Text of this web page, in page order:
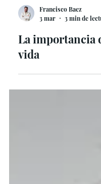
Francisco Baez
3 mar
3 min de
La importancia
vida